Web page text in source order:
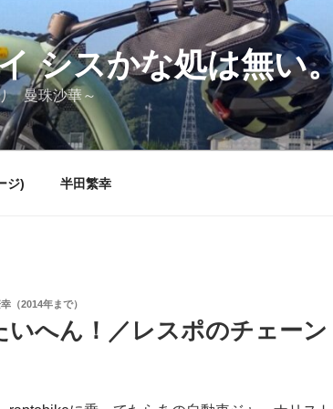
シスかな処は無い
曼珠沙華～
ジ) 半田繁幸
（2014年まで）
いへん！／レスポのチェーン